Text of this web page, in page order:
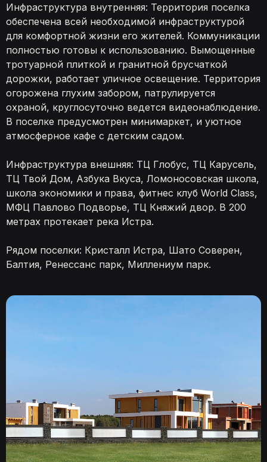
Инфраструктура внутренняя: Территория поселка
обеспечена всей необходимой инфраструктурой
для комфортной жизни его жителей. Коммуникации
полностью готовы к использованию. Вымощенные
тротуарной плиткой и гранитной брусчаткой
дорожки, работает уличное освещение. Территория
огорожена глухим забором, патрулируется
охраной, круглосуточно ведется видеонаблюдение.
В поселке предус­мотрен мини­маркет, и уют­ное
атмосфер­ное кафе с детским садом.
Инфраструктура внешняя: ТЦ Глобус, ТЦ Карусель,
ТЦ Твой Дом, Азбука Вкуса, Ломоносовская школа,
школа экономики и права, фитнес клуб World Class,
МФЦ Павлово Подворье, ТЦ Княжий двор. В 200
метрах протекает река Истра.
Рядом поселки: Кристалл Истра, Шато Соверен,
Балтия, Ренессанс парк, Миллениум парк.